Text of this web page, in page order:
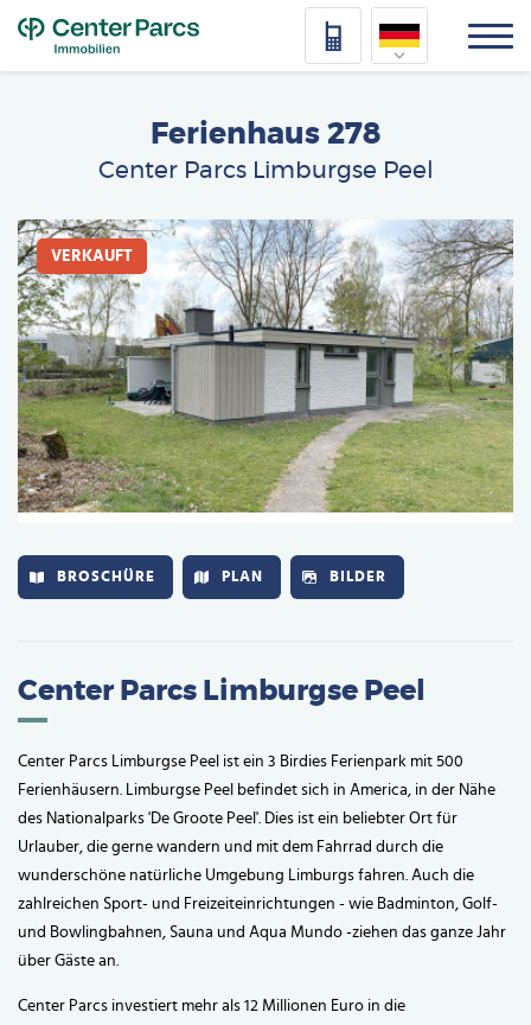
Deutsch
Vlaams
Ferienhaus 278
Center Parcs Limburgse Peel
VERKAUFT
Afbeelding
BROSCHÜRE PLAN BILDER
Center Parcs Limburgse Peel
Center Parcs Limburgse Peel ist ein 3 Birdies Ferienpark mit 500
Ferienhäusern. Limburgse Peel befindet sich in America, in der Nähe
des Nationalparks 'De Groote Peel'. Dies ist ein beliebter Ort für
Urlauber, die gerne wandern und mit dem Fahrrad durch die
wunderschöne natürliche Umgebung Limburgs fahren. Auch die
zahlreichen Sport- und Freizeiteinrichtungen - wie Badminton, Golf-
und Bowlingbahnen, Sauna und Aqua Mundo -ziehen das ganze Jahr
über Gäste an.
Center Parcs investiert mehr als 12 Millionen Euro in die